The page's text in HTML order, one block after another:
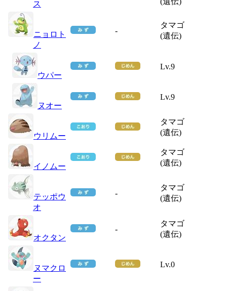
ス
ニョロト
ノ
-
タマゴ
(遺伝)
ウパー
Lv.9
ヌオー
Lv.9
ウリムー
タマゴ
(遺伝)
イノムー
タマゴ
(遺伝)
テッポウ
オ
-
タマゴ
(遺伝)
オクタン
-
タマゴ
(遺伝)
ヌマクロ
ー
Lv.0